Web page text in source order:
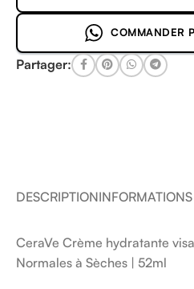
COMMANDER
Partager:
DESCRIPTION
CeraVe Crème hydratante
Normales à Sèches | 52ml